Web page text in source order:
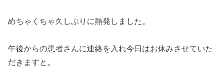
めちゃくちゃ久しぶりに熱発しました。
午後からの患者さんに連絡を入れ今日はお休みさせていた
だきますと。